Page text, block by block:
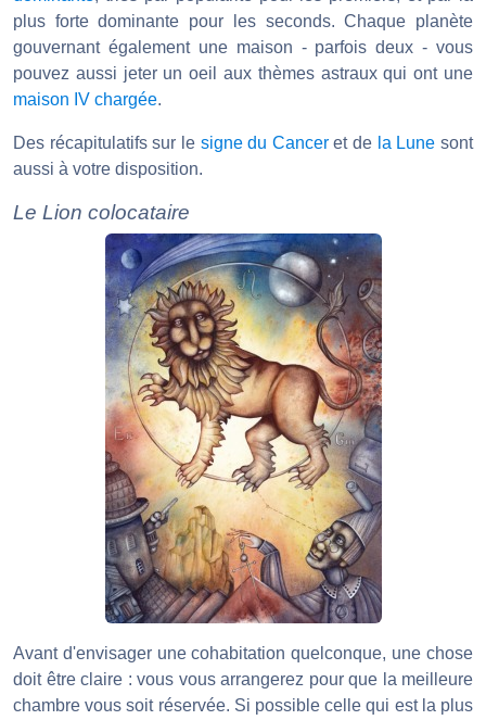
plus forte dominante pour les seconds. Chaque planète
gouvernant également une maison - parfois deux - vous
pouvez aussi jeter un oeil aux thèmes astraux qui ont une
maison IV chargée.
Des récapitulatifs sur le signe du Canceret de la Lune sont
aussi à votre disposition.
Le Lion colocataire
Avant d'envisager une cohabitation quelconque, une chose
doit être claire : vous vous arrangerez pour que la meilleure
chambre vous soit réservée. Si possible celle qui est la plus